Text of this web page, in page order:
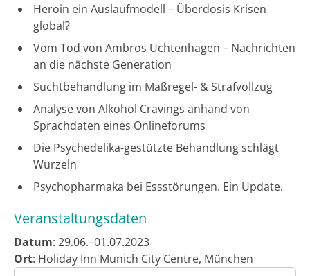
Heroin ein Auslaufmodell – Überdosis Krisen
global?
Vom Tod von Ambros Uchtenhagen – Nachrichten
an die nächste Generation
Suchtbehandlung im Maßregel- & Strafvollzug
Analyse von Alkohol Cravings anhand von
Sprachdaten eines Onlineforums
Die Psychedelika-gestützte Behandlung schlägt
Wurzeln
Psychopharmaka bei Essstörungen. Ein Update.
Veranstaltungsdaten
Datum: 29.06.–01.07.2023
Ort: Holiday Inn Munich City Centre, München